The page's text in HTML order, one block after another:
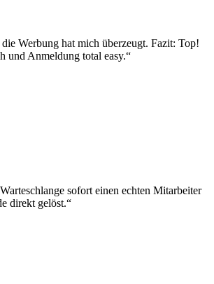
Werbung hat mich überzeugt. Fazit: Top!
und Anmeldung total easy.“
sofort einen echten Mitarbeiter
direkt gelöst.“